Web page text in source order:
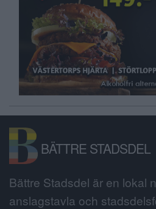
BÄTTRE STADSDEL
Bättre Stadsdel är en lokal
anslagstavla och